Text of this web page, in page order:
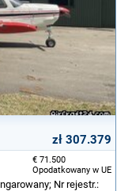
zł 307.379
€ 71.500
Opodatkowany w UE
Nr rejestr.: